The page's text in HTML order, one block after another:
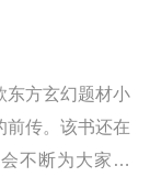
东方玄幻题材小
前传。该书还在
不断为大家更